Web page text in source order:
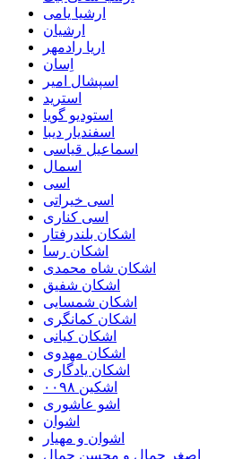
ارشیا یامی
ارشیان
اریا رادمهر
اِسان
اسپشال امیر
استرید
استودیو گویا
اسفندیار دیبا
اسماعیل قیاسی
اسمال
اسی
اسی خیراتی
اسی کناری
اشکان بلندرفتار
اشکان رسا
اشکان شاه محمدی
اشکان شفیق
اشکان شمسایی
اشکان‌ کمانگری
اشکان کیانی
اشکان مهدوی
اشکان یادگاری
اشکین ۰۰۹۸
اشو عاشوری
اشوان
اشوان و مهیار
اصغر جمال و محسن جمال